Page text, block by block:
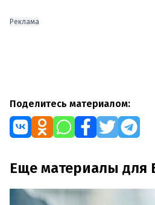
Реклама
Поделитесь материалом:
Еще материалы для